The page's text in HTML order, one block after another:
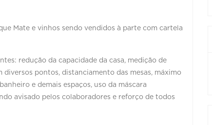
Mate e vinhos sendo vendidos à parte com cartela
redução da capacidade da casa, medição de
pontos, distanciamento das mesas, máximo
e demais espaços, uso da máscara
avisado pelos colaboradores e reforço de todos